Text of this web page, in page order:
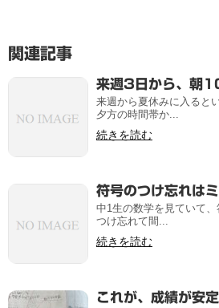
関連記事
来週3日から、朝
来週から夏休みに入ると
夕方の時間帯か...
続きを読む
符号のつけ忘れは
中1生の数学を見ていて
つけ忘れて間...
続きを読む
これが、成績が安